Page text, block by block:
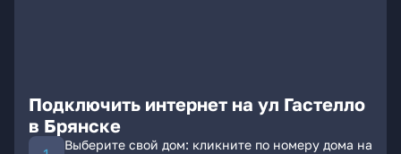
Подключить интернет на ул Гастелло
в Брянске
Выберите свой дом: кликните по номеру дома на